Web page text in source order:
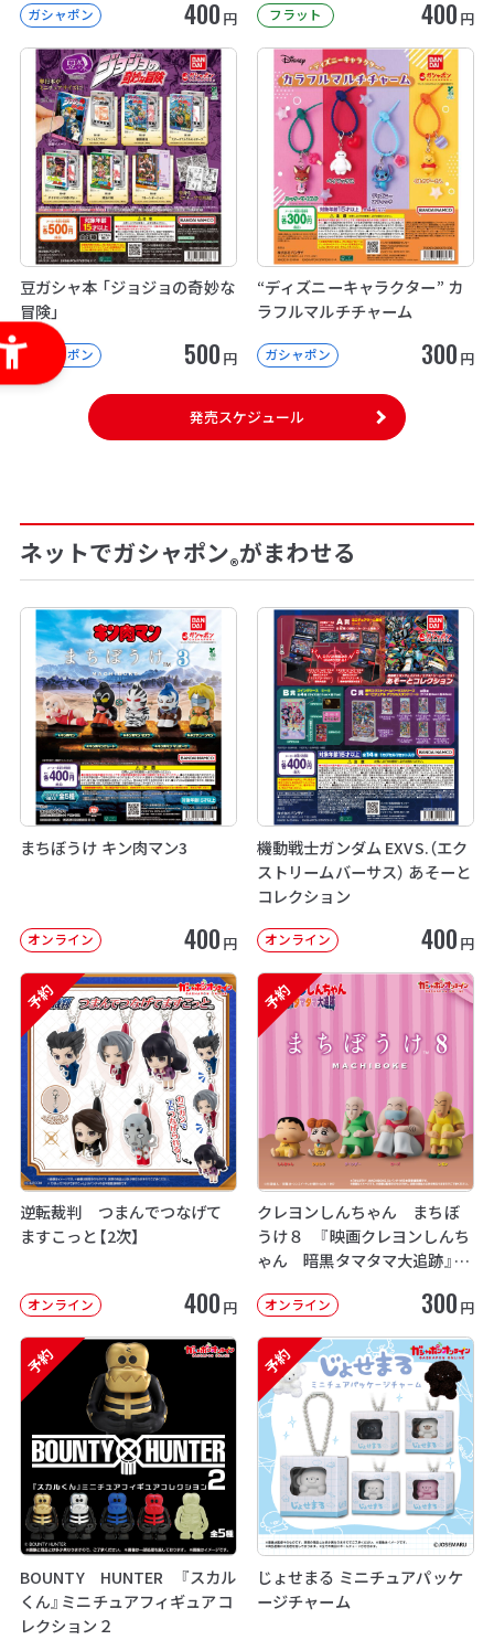
ガシャポン 400 円 フラット 400 円
豆ガシャ本 「ジョジョの奇妙な
冒険」
ガシャポン 500 円
“ディズニーキャラクター” カ
ラフルマルチチャーム
ガシャポン 300 円
発売スケジュール
ネットでガシャポン®がまわせる
まちぼうけ キン肉マン3
オンライン 400 円
機動戦士ガンダム EXVS.（エク
ストリームバーサス） あそーと
コレクション
オンライン 400 円
予約
逆転裁判 つまんでつなげて
ますこっと【2次】
オンライン 400 円
予約
クレヨンしんちゃん まちぼ
うけ８ 『映画クレヨンしんち
ゃん 暗黒タマタマ大追跡』【2
オンライン 300 円
予約
BOUNTY HUNTER 『スカル
くん』ミニチュアフィギュアコ
レクション２
予約
じょせまる ミニチュアパッケ
ージチャーム